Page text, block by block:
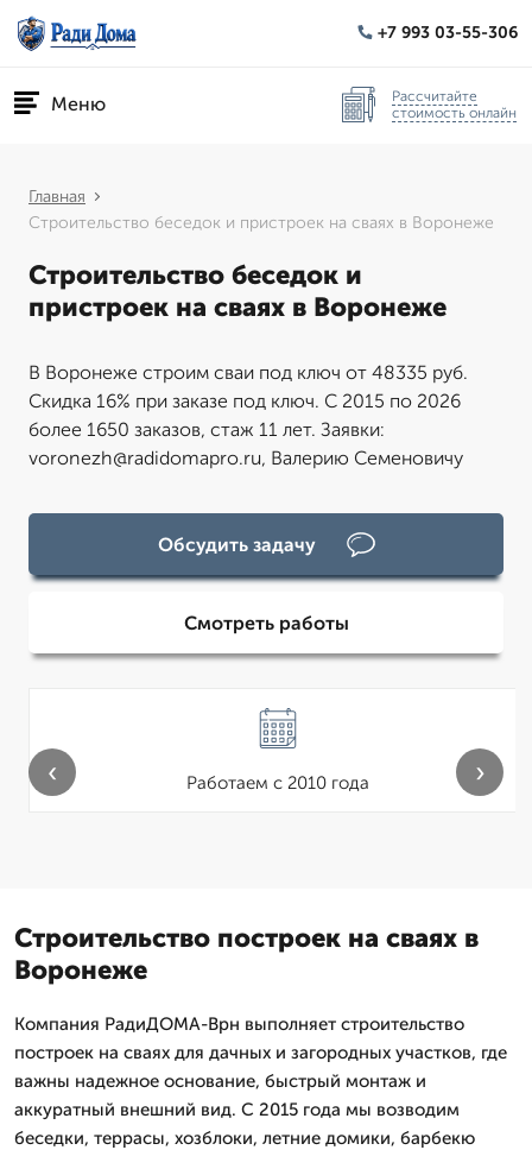
+7 993 03-55-306
Меню
Рассчитайте
стоимость онлайн
Главная
Строительство беседок и пристроек на сваях в Воронеже
Строительство беседок и
пристроек на сваях в Воронеже
В Воронеже строим сваи под ключ от 48335 руб.
Скидка 16% при заказе под ключ. С 2015 по 2026
более 1650 заказов, стаж 11 лет. Заявки:
voronezh@radidomapro.ru, Валерию Семеновичу
Обсудить задачу
Смотреть работы
Работаем с 2010 года
‹ ›
Строительство построек на сваях в
Воронеже
Компания РадиДОМА-Врн выполняет строительство
построек на сваях для дачных и загородных участков, где
важны надежное основание, быстрый монтаж и
аккуратный внешний вид. С 2015 года мы возводим
беседки, террасы, хозблоки, летние домики, барбекю